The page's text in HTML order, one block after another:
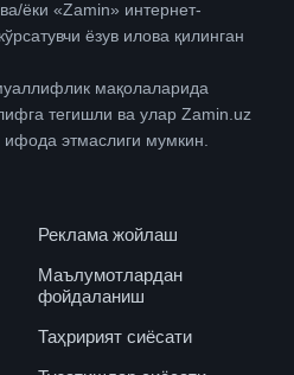
ёки «Zamin» интернет-
ёзув илова қилинган
мақолаларида
тегишли ва улар Zamin.uz
ифода этмаслиги мумкин.
Реклама жойлаш
Маълумотлардан
фойдаланиш
Таҳририят сиёсати